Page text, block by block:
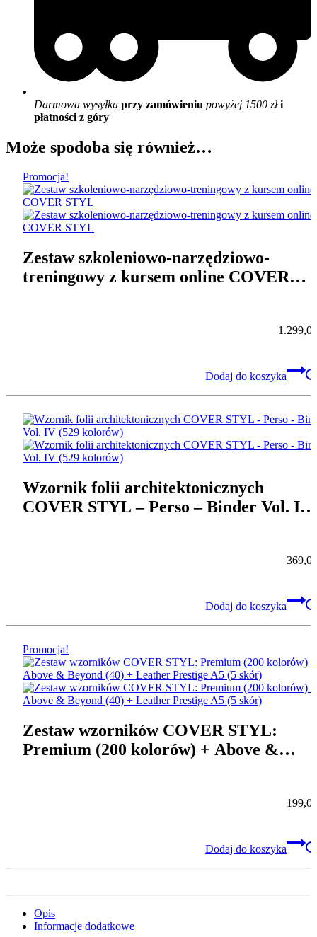
Darmowa wysyłka przy zamówieniu powyżej 1500 złi
płatności z góry
Może spodoba się również…
Promocja!
Zestaw szkoleniowo-narzędziowo-
treningowy z kursem online COVER
Dodaj do koszyka
Wzornik folii architektonicznych
COVER STYL – Perso – Binder Vol. IV
Dodaj do koszyka
Promocja!
Zestaw wzorników COVER STYL:
Premium (200 kolorów) + Above &
Dodaj do koszyka
Opis
Informacje dodatkowe